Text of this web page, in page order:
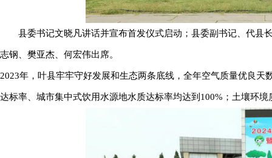
县委书记文晓凡讲话并宣布首发仪式启动；县委副书记、代县
志钢、樊亚杰、何宏伟出席。
2023年，叶县牢牢守好发展和生态两条底线，全年空气质量优良
达标率、城市集中式饮用水源地水质达标率均达到100%；土壤环